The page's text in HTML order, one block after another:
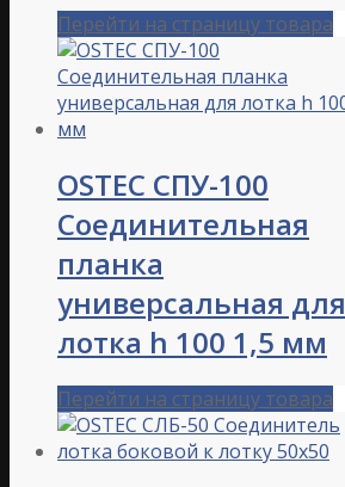
Перейти на страницу товара
OSTEC СПУ-100
Соединительная
планка
универсальная для
лотка h 100 1,5 мм
Перейти на страницу товара